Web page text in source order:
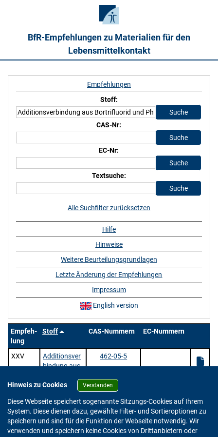
BfR-Empfehlungen zu Materialien für den
Lebensmittelkontakt
Empfeh-
lung
Stoff CAS-Nummern EC-Nummern
XXV
Additionsver
bindung aus
und Phenol
462-05-5
1 Stoffe | / 1 | Zeige pro Seite.
Empfehlungen
Stoff:
CAS-Nr:
EC-Nr:
Textsuche:
Alle Suchfilter zurücksetzen
Hilfe
Hinweise
Weitere Beurteilungsgrundlagen
Letzte Änderung der Empfehlungen
Impressum
English version
Hinweis zu Cookies Verstanden
Diese Webseite speichert sogenannte Sitzungs-Cookies auf Ihrem
System. Diese dienen dazu, gewählte Filter- und Sortieroptionen zu
speichern und sind für die Funktion der Webseite notwendig. Wir
verwenden und speichern keine Cookies von Drittanbietern oder